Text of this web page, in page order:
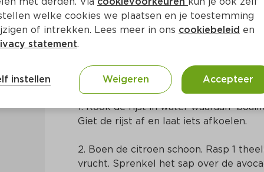
25 Min Aziatisch
Bereidingswijze
1. Kook de rijst in water waaraan
Giet de rijst af en laat iets afkoelen.
2. Boen de citroen schoon. Rasp 1
vrucht. Sprenkel het sap over de
welke cookies we plaatsen en je toestemming
of intrekken. Lees meer in ons cookiebeleid en
statement.
instellen Weigeren Accepteer